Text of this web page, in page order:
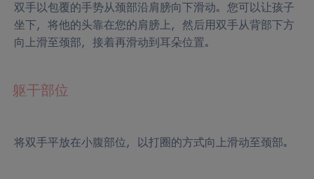
双手以包覆的手势从颈部沿肩膀向下滑动。您可以让孩子
坐下，将他的头靠在您的肩膀上，然后用双手从背部下方
向上滑至颈部，接着再滑动到耳朵位置。
躯干部位
将双手平放在小腹部位，以打圈的方式向上滑动至颈部。